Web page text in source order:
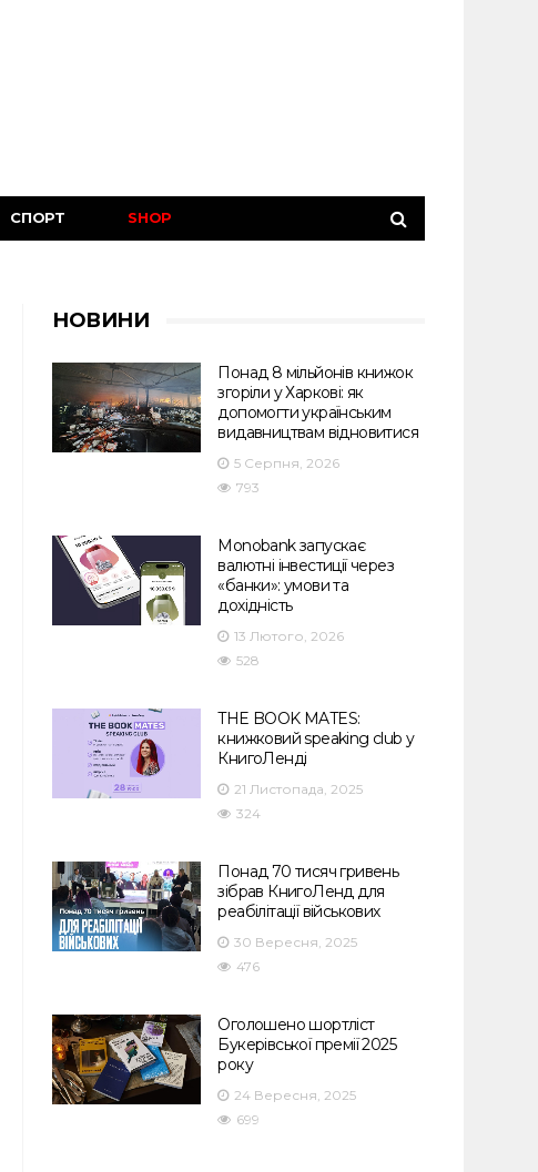
СПОРТ SHOP
НОВИНИ
Понад 8 мільйонів книжок
згоріли у Харкові: як
допомогти українським
видавництвам відновитися
5 Серпня, 2026
793
Monobank запускає
валютні інвестиції через
«банки»: умови та
дохідність
13 Лютого, 2026
528
THE BOOK MATES:
книжковий speaking club у
КнигоЛенді
21 Листопада, 2025
324
Понад 70 тисяч гривень
зібрав КнигоЛенд для
реабілітації військових
30 Вересня, 2025
476
Оголошено шортліст
Букерівської премії 2025
року
24 Вересня, 2025
699